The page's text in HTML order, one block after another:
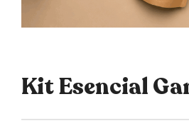
Kit Esencial